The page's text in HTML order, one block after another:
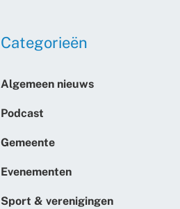
Categorieën
Algemeen nieuws
Podcast
Gemeente
Evenementen
Sport & verenigingen